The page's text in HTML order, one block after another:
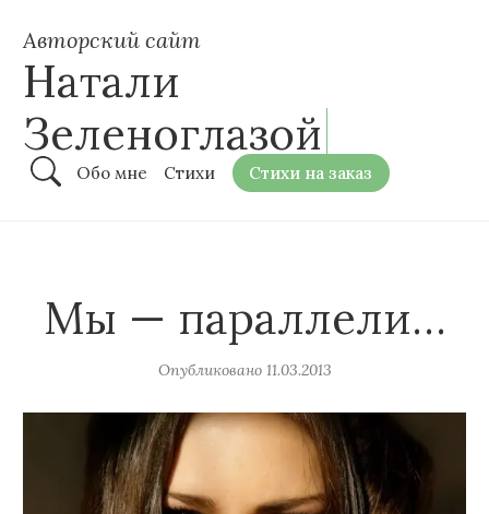
Авторский сайт
Натали
Зеленоглазой
Обо мне Стихи Стихи на заказ
Мы — параллели…
Опубликовано 11.03.2013